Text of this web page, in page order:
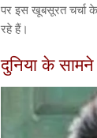
पर इस खूबसूरत चर्चा
रहे हैं।
दुनिया के